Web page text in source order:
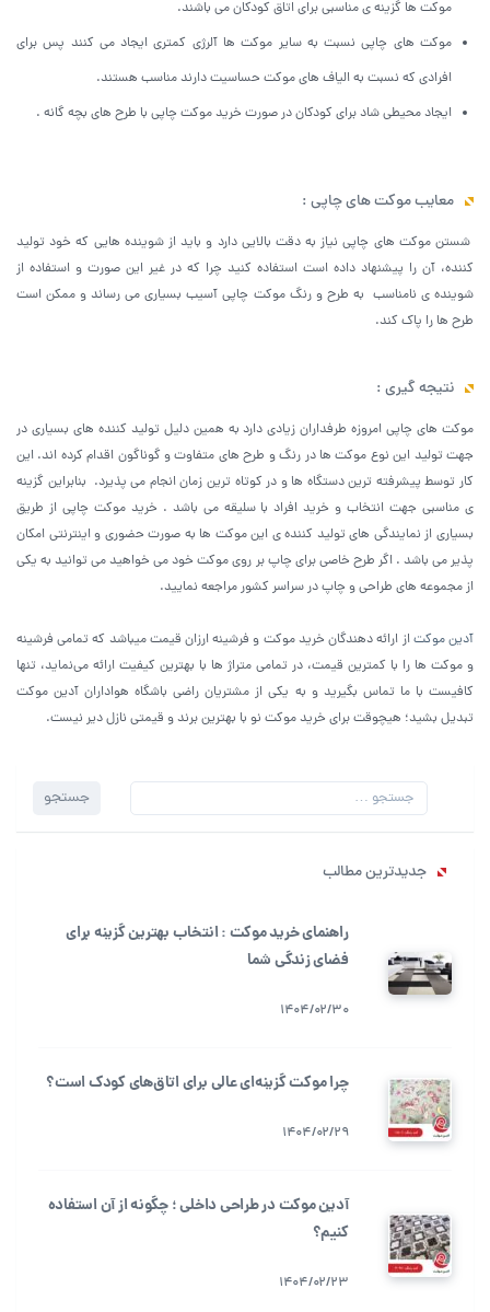
موکت ها گزینه ی مناسبی برای اتاق کودکان می باشند.
موکت های چاپی نسبت به سایر موکت ها آلرژی کمتری ایجاد می کنند پس برای
افرادی که نسبت به الیاف های موکت حساسیت دارند مناسب هستند.
ایجاد محیطی شاد برای کودکان در صورت خرید موکت چاپی با طرح های بچه گانه .
معایب موکت های چاپی :
شستن موکت های چاپی نیاز به دقت بالایی دارد و باید از شوینده هایی که خود تولید
کننده، آن را پیشنهاد داده است استفاده کنید چرا که در غیر این صورت و استفاده از
شوینده ی نامناسب به طرح و رنگ موکت چاپی آسیب بسیاری می رساند و ممکن است
طرح ها را پاک کند.
نتیجه گیری :
موکت های چاپی امروزه طرفداران زیادی دارد به همین دلیل تولید کننده های بسیاری در
جهت تولید این نوع موکت ها در رنگ و طرح های متفاوت و گوناگون اقدام کرده اند. این
کار توسط پیشرفته ترین دستگاه ها و در کوتاه ترین زمان انجام می پذیرد. بنابراین گزینه
ی مناسبی جهت انتخاب و خرید افراد با سلیقه می باشد . خرید موکت چاپی از طریق
بسیاری از نمایندگی های تولید کننده ی این موکت ها به صورت حضوری و اینترنتی امکان
پذیر می باشد . اگر طرح خاصی برای چاپ بر روی موکت خود می خواهید می توانید به یکی
از مجموعه های طراحی و چاپ در سراسر کشور مراجعه نمایید.
آدین موکتاز ارائه دهندگان خرید موکت و فرشینه ارزان قیمت میباشد که تمامی فرشینه
و موکت ها را با کمترین قیمت، در تمامی متراژ ها با بهترین کیفیت ارائه می‌نماید، تنها
کافیست با ما تماس بگیرید و به یکی از مشتریان راضی باشگاه هواداران آدین موکت
تبدیل بشید؛ هیچوقت برای خرید موکت نو با بهترین برند و قیمتی نازل دیر نیست.
جستجو
جستجو
جدیدترین مطالب
راهنمای خرید موکت : انتخاب بهترین گزینه برای
فضای زندگی شما
1404/02/30
چرا موکت گزینه‌ای عالی برای اتاق‌های کودک است؟
1404/02/29
آدین موکت در طراحی داخلی ؛ چگونه از آن استفاده
کنیم؟
1404/02/23